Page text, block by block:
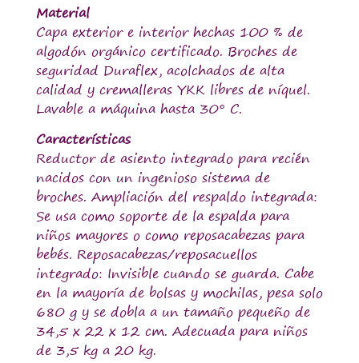
Material
Capa exterior e interior hechas 100 % de
algodón orgánico certificado. Broches de
seguridad Duraflex, acolchados de alta
calidad y cremalleras YKK libres de níquel.
Lavable a máquina hasta 30° C.
Características
Reductor de asiento integrado para recién
nacidos con un ingenioso sistema de
broches. Ampliación del respaldo integrada:
Se usa como soporte de la espalda para
niños mayores o como reposacabezas para
bebés. Reposacabezas/reposacuellos
integrado: Invisible cuando se guarda. Cabe
en la mayoría de bolsas y mochilas, pesa solo
680 g y se dobla a un tamaño pequeño de
34,5 x 22 x 12 cm. Adecuada para niños
de 3,5 kg a 20 kg.